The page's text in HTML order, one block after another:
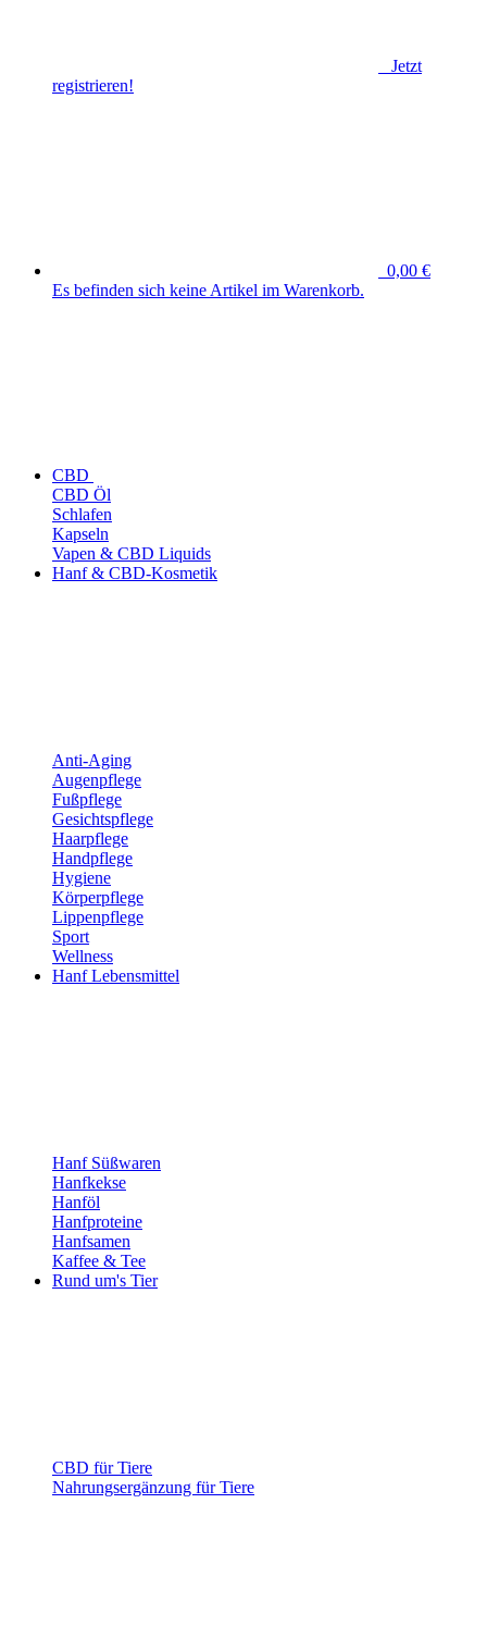
Jetzt
registrieren!
0,00 €
Es befinden sich keine Artikel im Warenkorb.
CBD
CBD Öl
Schlafen
Kapseln
Vapen & CBD Liquids
Hanf & CBD-Kosmetik
Anti-Aging
Augenpflege
Fußpflege
Gesichtspflege
Haarpflege
Handpflege
Hygiene
Körperpflege
Lippenpflege
Sport
Wellness
Hanf Lebensmittel
Hanf Süßwaren
Hanfkekse
Hanföl
Hanfproteine
Hanfsamen
Kaffee & Tee
Rund um's Tier
CBD für Tiere
Nahrungsergänzung für Tiere